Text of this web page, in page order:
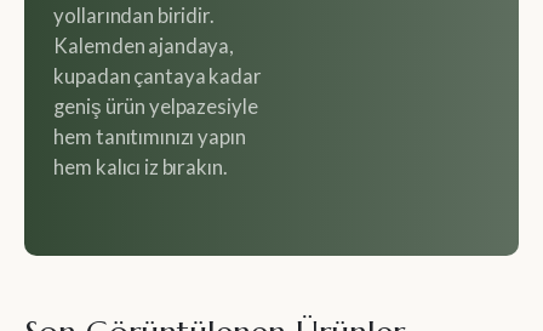
yollarından biridir.
Kalemden ajandaya,
kupadan çantaya kadar
geniş ürün yelpazesiyle
hem tanıtımınızı yapın
hem kalıcı iz bırakın.